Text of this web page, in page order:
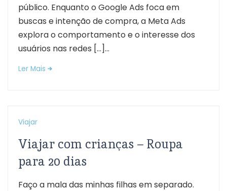
público. Enquanto o Google Ads foca em
buscas e intenção de compra, a Meta Ads
explora o comportamento e o interesse dos
usuários nas redes […]...
Ler Mais
Viajar
Viajar com crianças – Roupa
para 20 dias
Faço a mala das minhas filhas em separado.